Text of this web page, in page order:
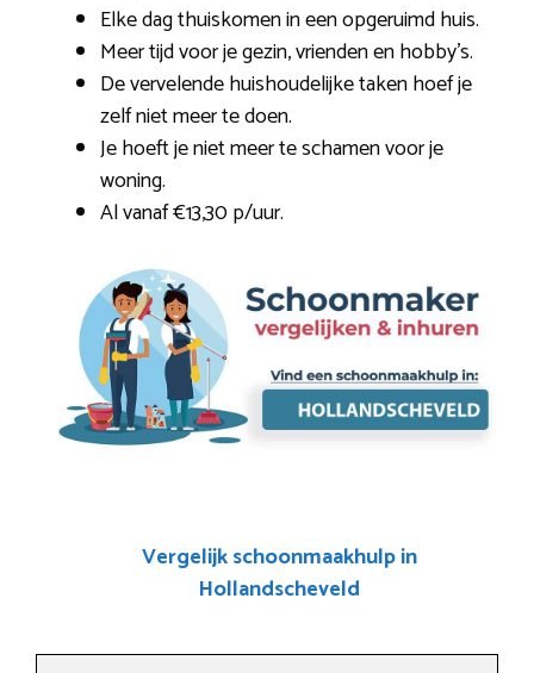
Elke dag thuiskomen in een opgeruimd huis.
Meer tijd voor je gezin, vrienden en hobby’s.
De vervelende huishoudelijke taken hoef je
zelf niet meer te doen.
Je hoeft je niet meer te schamen voor je
woning.
Al vanaf €13,30 p/uur.
Vergelijk schoonmaakhulp in
Hollandscheveld